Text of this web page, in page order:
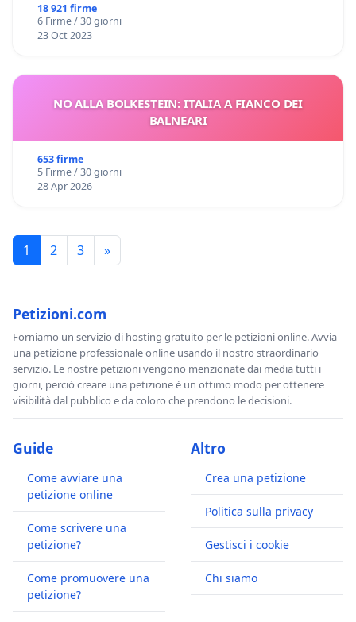
18 921 firme
6 Firme / 30 giorni
23 Oct 2023
NO ALLA BOLKESTEIN: ITALIA A FIANCO DEI
BALNEARI
653 firme
5 Firme / 30 giorni
28 Apr 2026
1 2 3 »
Petizioni.com
Forniamo un servizio di hosting gratuito per le petizioni online. Avvia
una petizione professionale online usando il nostro straordinario
servizio. Le nostre petizioni vengono menzionate dai media tutti i
giorni, perciò creare una petizione è un ottimo modo per ottenere
visibilità dal pubblico e da coloro che prendono le decisioni.
Guide
Come avviare una
petizione online
Come scrivere una
petizione?
Come promuovere una
petizione?
Altro
Crea una petizione
Politica sulla privacy
Gestisci i cookie
Chi siamo